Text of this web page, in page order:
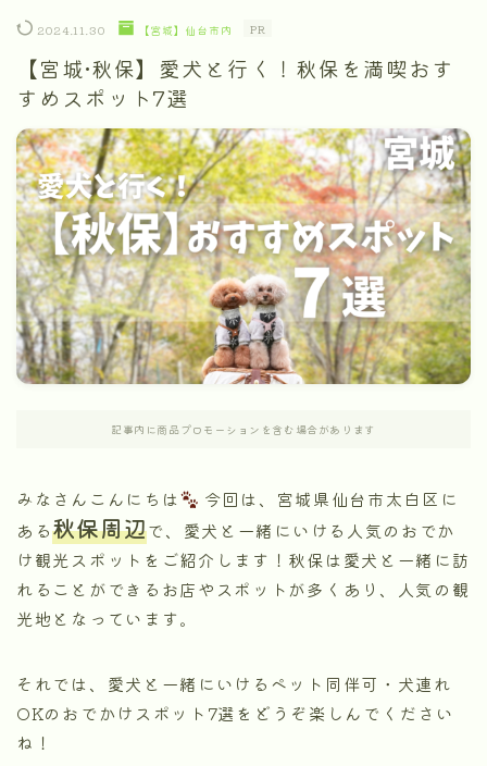
2024.11.30 【宮城】仙台市内 PR
【宮城•秋保】愛犬と行く！秋保を満喫おす
すめスポット7選
記事内に商品プロモーションを含む場合があります
みなさんこんにちは
今回は、宮城県仙台市太白区に
ある秋保周辺で、愛犬と一緒にいける人気のおでか
け観光スポットをご紹介します！秋保は愛犬と一緒に訪
れることができるお店やスポットが多くあり、人気の観
光地となっています。
それでは、愛犬と一緒にいけるペット同伴可・犬連れ
OKのおでかけスポット7選をどうぞ楽しんでください
ね！